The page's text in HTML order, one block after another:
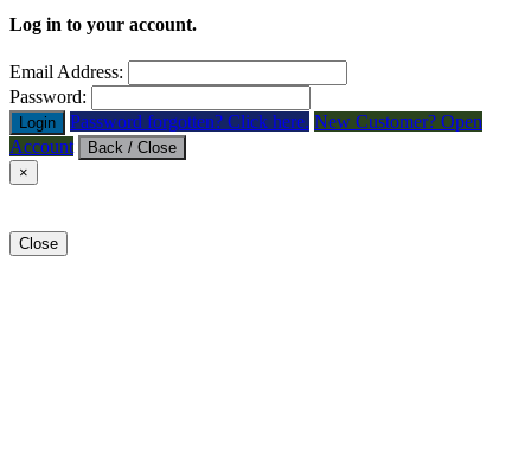
Log in to your account.
Email Address:
Password:
Login Password forgotten? Click here. New Customer? Open
Account
Back / Close
×
Close